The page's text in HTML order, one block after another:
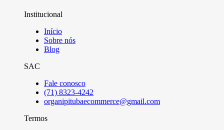
Institucional
Início
Sobre nós
Blog
SAC
Fale conosco
(71) 8323-4242
organipitubaecommerce@gmail.com
Termos